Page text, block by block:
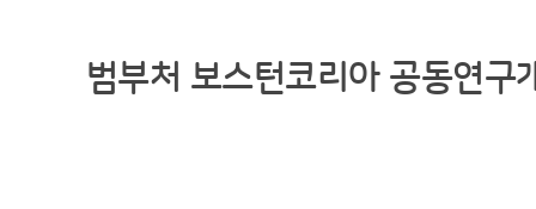
범부처 보스턴코리아 공동연구